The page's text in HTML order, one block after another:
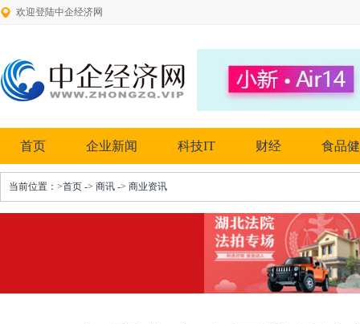
欢迎登陆中企经济网
首页 企业新闻 科技IT 财经 食品
当前位置： >首页 -> 商讯 -> 商业资讯